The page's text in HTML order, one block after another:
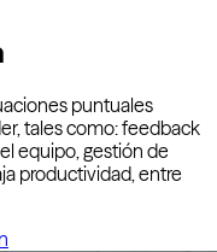
puntuales
tales como: feedback
equipo, gestión de
productividad, entre